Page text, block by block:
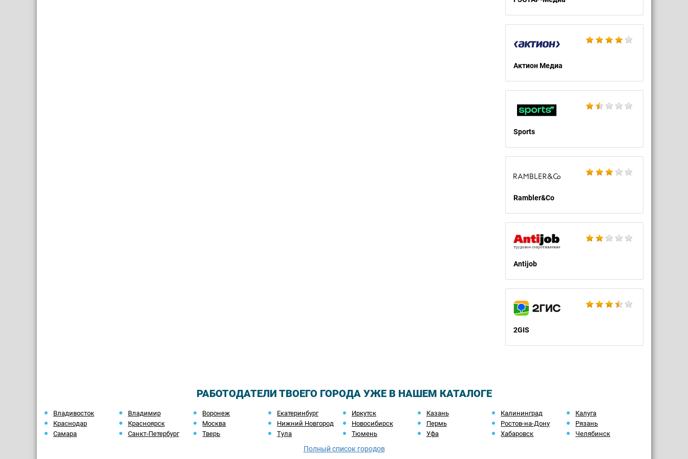
Актион Медиа
Sports
Rambler&Co
Antijob
2GIS
РАБОТОДАТЕЛИ ТВОЕГО ГОРОДА УЖЕ В НАШЕМ КАТАЛОГЕ
Владивосток Владимир Воронеж Екатеринбург Иркутск Казань Калининград
Калуга
Краснодар
Красноярск Москва Нижний Новгород Новосибирск Пермь Ростов-на-Дону
Рязань
Самара
Санкт-Петербург Тверь Тула Тюмень Уфа Хабаровск Челябинск
Полный список городов